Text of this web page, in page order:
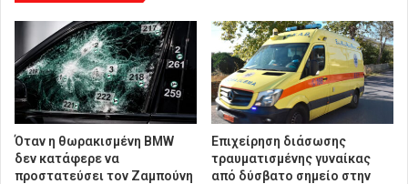
Όταν η θωρακισμένη BMW
δεν κατάφερε να
προστατεύσει τον Ζαμπούνη
Επιχείρηση διάσωσης
τραυματισμένης γυναίκας
από δύσβατο σημείο στην